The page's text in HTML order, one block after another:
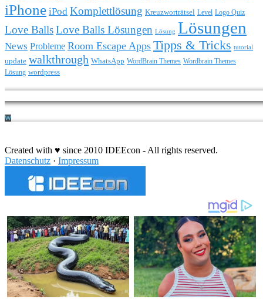
iPhone iPod Komplettlösung Kreuzworträtsel Level Logo Quiz
Love BallsLove Balls Lösungen Lösung Lösungen
News Probleme Room Escape Apps Tipps & Tricks tutorial
update walkthrough WhatsApp WordBrain Themes Wordbrain Themes
Lösung wordpress
Created with ♥ since 2010 IDEEcon - All rights reserved.
Datenschutz · Impressum